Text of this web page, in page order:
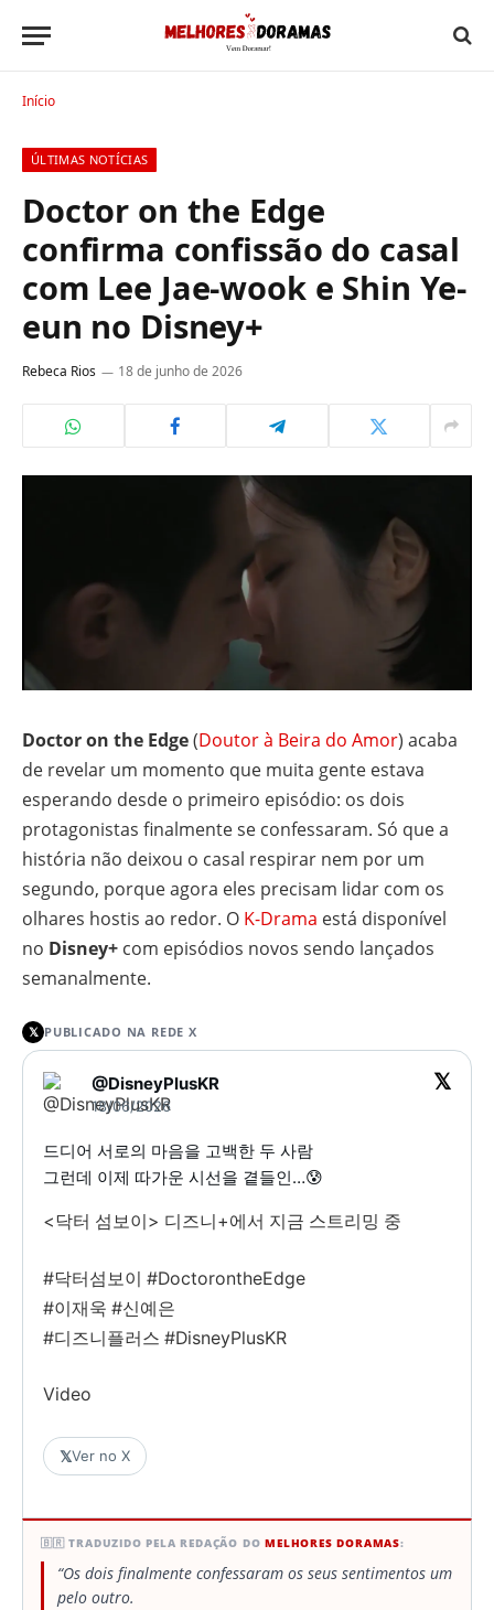
Início
ÚLTIMAS NOTÍCIAS
Doctor on the Edge
confirma confissão do casal
com Lee Jae-wook e Shin Ye-
eun no Disney+
Rebeca Rios 18 de junho de 2026
Doctor on the Edge(Doutor à Beira do Amor) acaba
de revelar um momento que muita gente estava
esperando desde o primeiro episódio: os dois
protagonistas finalmente se confessaram. Só que a
história não deixou o casal respirar nem por um
segundo, porque agora eles precisam lidar com os
olhares hostis ao redor. O K-Drama está disponível
no Disney+ com episódios novos sendo lançados
semanalmente.
𝕏 PUBLICADO NA REDE X
@DisneyPlusKR
18/06/2026
𝕏
드디어 서로의 마음을 고백한 두 사람
그런데 이제 따가운 시선을 곁들인…😰
<닥터 섬보이> 디즈니+에서 지금 스트리밍 중
#닥터섬보이 #DoctorontheEdge
#이재욱 #신예은
#디즈니플러스 #DisneyPlusKR
Video
𝕏Ver no X
🇧🇷 TRADUZIDO PELA REDAÇÃO DOMELHORES DORAMAS:
“Os dois finalmente confessaram os seus sentimentos um
pelo outro.